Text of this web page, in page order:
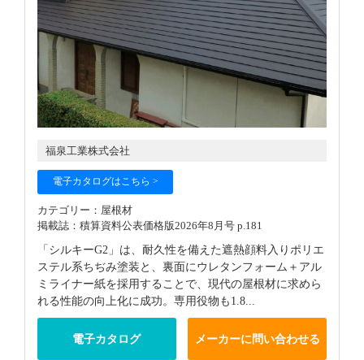
福泉工業株式会社
電子カタログはこちら >
カテゴリー：屋根材
掲載誌：積算資料公表価格版2026年8月号 p.181
「シルキーG2」は、耐久性を備えた遮熱顔料入りポリエ
ステル系ちぢみ塗装と、裏面にウレタンフォーム＋アル
ミライナー紙を採用することで、現代の屋根材に求めら
れる性能の向上化に成功。専用役物も1.8...
電子カタログ メーカーに問い合わせる